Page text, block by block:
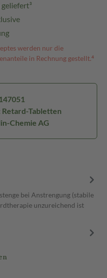
werden nur die
in Rechnung gestellt.⁴
Tabletten
Chemie AG
bei Anstrengung (stabile
unzureichend ist